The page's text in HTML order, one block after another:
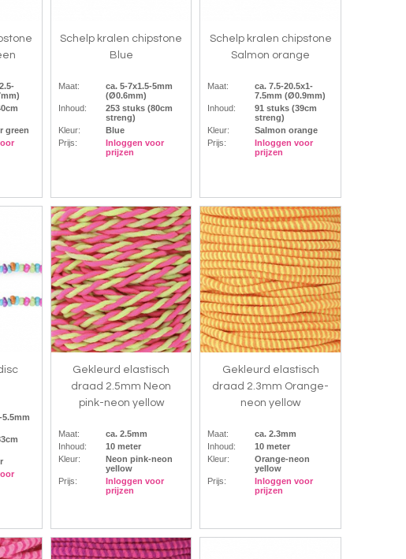
green
Schelp kralen chipstone
Blue
Maat:
ca. 5-7x1.5-5mm
(Ø0.6mm)
Inhoud:
253 stuks (80cm
streng)
Kleur:
Blue
Prijs:
Inloggen voor
prijzen
Schelp kralen chipstone
Salmon orange
Maat:
ca. 7.5-20.5x1-
7.5mm (Ø0.9mm)
Inhoud:
91 stuks (39cm
streng)
Kleur:
Salmon orange
Prijs:
Inloggen voor
prijzen
5.5mm
Gekleurd elastisch
draad 2.5mm Neon
pink-neon yellow
Maat:
ca. 2.5mm
Inhoud:
10 meter
Kleur:
Neon pink-neon
yellow
Prijs:
Inloggen voor
prijzen
Gekleurd elastisch
draad 2.3mm Orange-
neon yellow
Maat:
ca. 2.3mm
Inhoud:
10 meter
Kleur:
Orange-neon
yellow
Prijs:
Inloggen voor
prijzen